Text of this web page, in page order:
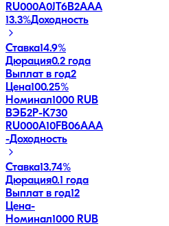
RU000A0JT6B2AAA
13.3%Доходность
Ставка14.9%
Дюрация0.2 года
Выплат в год2
Цена100.25%
Номинал1000 RUB
ВЭБ2Р-К730
RU000A10FB06AAA
-Доходность
Ставка13.74%
Дюрация0.1 года
Выплат в год12
Цена-
Номинал1000 RUB